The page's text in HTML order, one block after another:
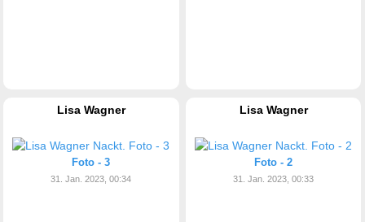
Lisa Wagner
Foto - 3
31. Jan. 2023, 00:34
Lisa Wagner
Foto - 2
31. Jan. 2023, 00:33